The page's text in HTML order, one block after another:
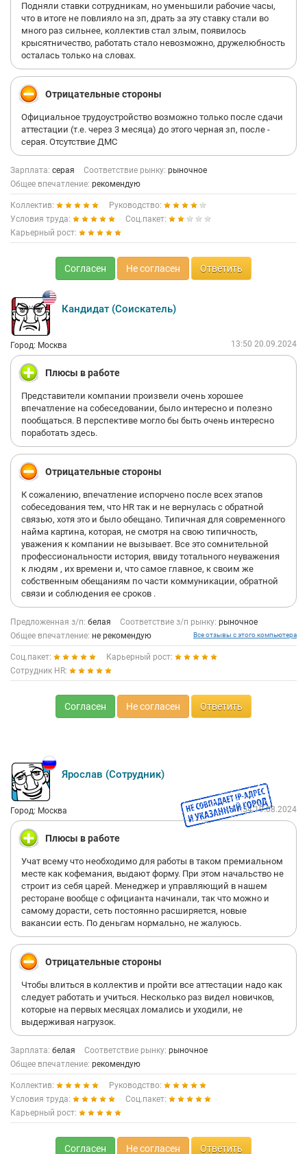
Подняли ставки сотрудникам, но уменьшили рабочие часы,
что в итоге не повлияло на зп, драть за эту ставку стали во
много раз сильнее, коллектив стал злым, появилось
крысятничество, работать стало невозможно, дружелюбность
осталась только на словах.
Отрицательные стороны
Официальное трудоустройство возможно только после сдачи
аттестации (т.е. через 3 месяца) до этого черная зп, после -
серая. Отсутствие ДМС
Зарплата: серая Соответствие рынку: рыночное
Общее впечатление: рекомендую
Коллектив:
Руководство:
Условия труда:
Соц.пакет:
Карьерный рост:
Согласен Не согласен Ответить
Кандидат (Соискатель)
Город: Москва 13:50 20.09.2024
Плюсы в работе
Представители компании произвели очень хорошее
впечатление на собеседовании, было интересно и полезно
пообщаться. В перспективе могло бы быть очень интересно
поработать здесь.
Отрицательные стороны
К сожалению, впечатление испорчено после всех этапов
собеседования тем, что HR так и не вернулась с обратной
связью, хотя это и было обещано. Типичная для современного
найма картина, которая, не смотря на свою типичность,
уважения к компании не вызывает. Все это сомнительной
профессиональности история, ввиду тотального неуважения
к людям , их времени и, что самое главное, к своим же
собственным обещаниям по части коммуникации, обратной
связи и соблюдения ее сроков .
Предложенная з/п: белая Соответствие з/п рынку: рыночное
Общее впечатление: не рекомендую Все отзывы с этого компьютера
Соц.пакет:
Карьерный рост:
Сотрудник HR:
Согласен Не согласен Ответить
Ярослав (Сотрудник)
Город: Москва 11:54 19.08.2024
Плюсы в работе
Учат всему что необходимо для работы в таком премиальном
месте как кофемания, выдают форму. При этом начальство не
строит из себя царей. Менеджер и управляющий в нашем
ресторане вообще с официанта начинали, так что можно и
самому дорасти, сеть постоянно расширяется, новые
вакансии есть. По деньгам нормально, не жалуюсь.
Отрицательные стороны
Чтобы влиться в коллектив и пройти все аттестации надо как
следует работать и учиться. Несколько раз видел новичков,
которые на первых месяцах ломались и уходили, не
выдерживая нагрузок.
Зарплата: белая Соответствие рынку: рыночное
Общее впечатление: рекомендую
Коллектив:
Руководство:
Условия труда:
Соц.пакет:
Карьерный рост:
Согласен Не согласен Ответить